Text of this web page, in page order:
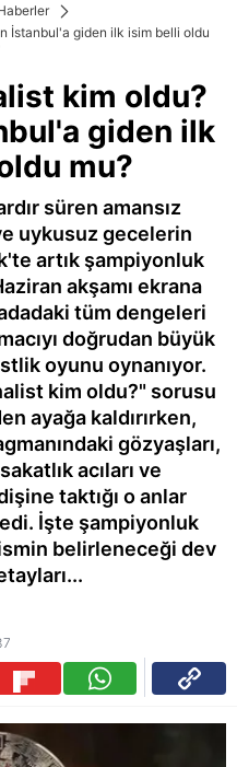
İstanbul'a giden ilk isim belli oldu
kim oldu?
giden ilk
mu?
süren amansız
uykusuz gecelerin
artık şampiyonluk
akşamı ekrana
tüm dengeleri
doğrudan büyük
oyunu oynanıyor.
kim oldu?" sorusu
ayağa kaldırırken,
gözyaşları,
acıları ve
taktığı o anlar
İşte şampiyonluk
belirleneceği dev